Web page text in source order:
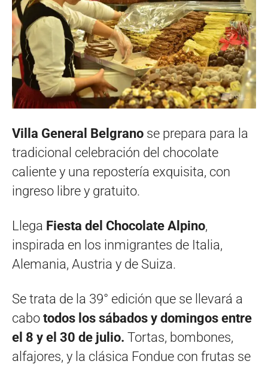
Villa General Belgrano se prepara para la
tradicional celebración del chocolate
caliente y una repostería exquisita, con
ingreso libre y gratuito.
Llega Fiesta del Chocolate Alpino,
inspirada en los inmigrantes de Italia,
Alemania, Austria y de Suiza.
Se trata de la 39° edición que se llevará a
cabo todos los sábados y domingos entre
el 8 y el 30 de julio. Tortas, bombones,
alfajores, y la clásica Fondue con frutas se